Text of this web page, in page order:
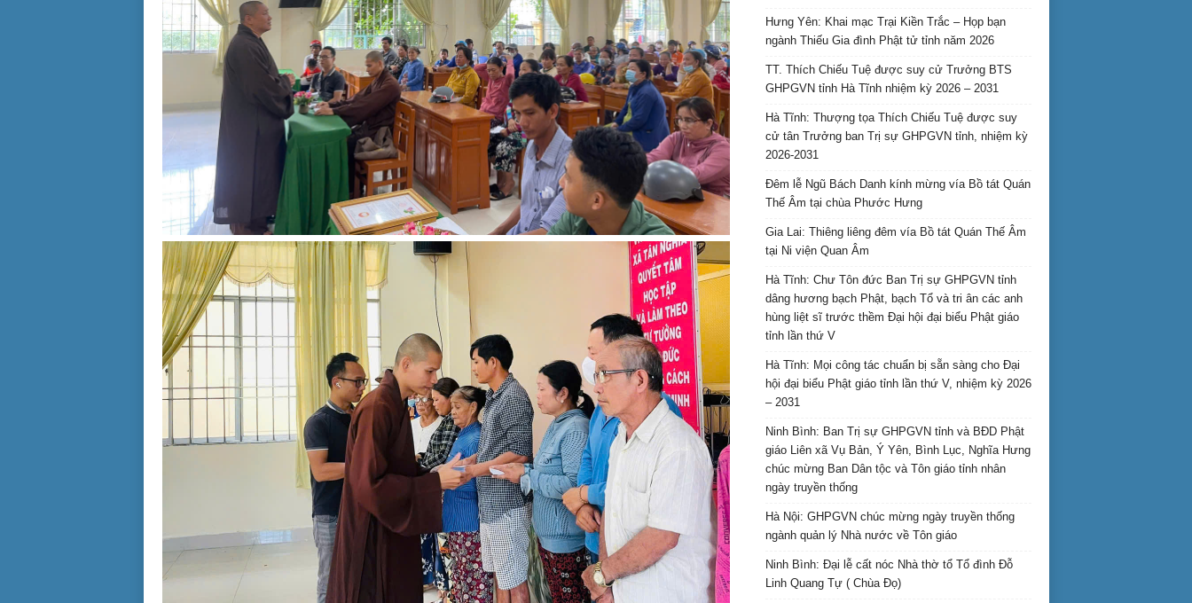
Hưng Yên: Khai mạc Trại Kiền Trắc – Họp bạn
ngành Thiếu Gia đình Phật tử tỉnh năm 2026
TT. Thích Chiếu Tuệ được suy cử Trưởng BTS
GHPGVN tỉnh Hà Tĩnh nhiệm kỳ 2026 – 2031
Hà Tĩnh: Thượng tọa Thích Chiếu Tuệ được suy
cử tân Trưởng ban Trị sự GHPGVN tỉnh, nhiệm kỳ
2026-2031
Đêm lễ Ngũ Bách Danh kính mừng vía Bồ tát Quán
Thế Âm tại chùa Phước Hưng
Gia Lai: Thiêng liêng đêm vía Bồ tát Quán Thế Âm
tại Ni viện Quan Âm
Hà Tĩnh: Chư Tôn đức Ban Trị sự GHPGVN tỉnh
dâng hương bạch Phật, bạch Tổ và tri ân các anh
hùng liệt sĩ trước thềm Đại hội đại biểu Phật giáo
tỉnh lần thứ V
Hà Tĩnh: Mọi công tác chuẩn bị sẵn sàng cho Đại
hội đại biểu Phật giáo tỉnh lần thứ V, nhiệm kỳ 2026
– 2031
Ninh Bình: Ban Trị sự GHPGVN tỉnh và BĐD Phật
giáo Liên xã Vụ Bản, Ý Yên, Bình Lục, Nghĩa Hưng
chúc mừng Ban Dân tộc và Tôn giáo tỉnh nhân
ngày truyền thống
Hà Nội: GHPGVN chúc mừng ngày truyền thống
ngành quản lý Nhà nước về Tôn giáo
Ninh Bình: Đại lễ cất nóc Nhà thờ tổ Tổ đình Đỗ
Linh Quang Tự ( Chùa Đọ)